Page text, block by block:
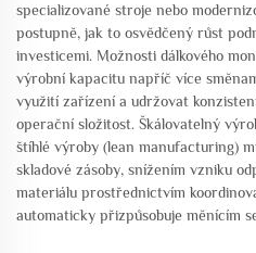
specializované stroje nebo
postupně, jak to osvědčený růst
investicemi. Možnosti dálkového
výrobní kapacitu napříč více
využití zařízení a udržovat
operační složitost. Škálovatelný
štíhlé výroby (lean manufacturing)
skladové zásoby, snížením vzniku
materiálu prostřednictvím
automaticky přizpůsobuje měnícím